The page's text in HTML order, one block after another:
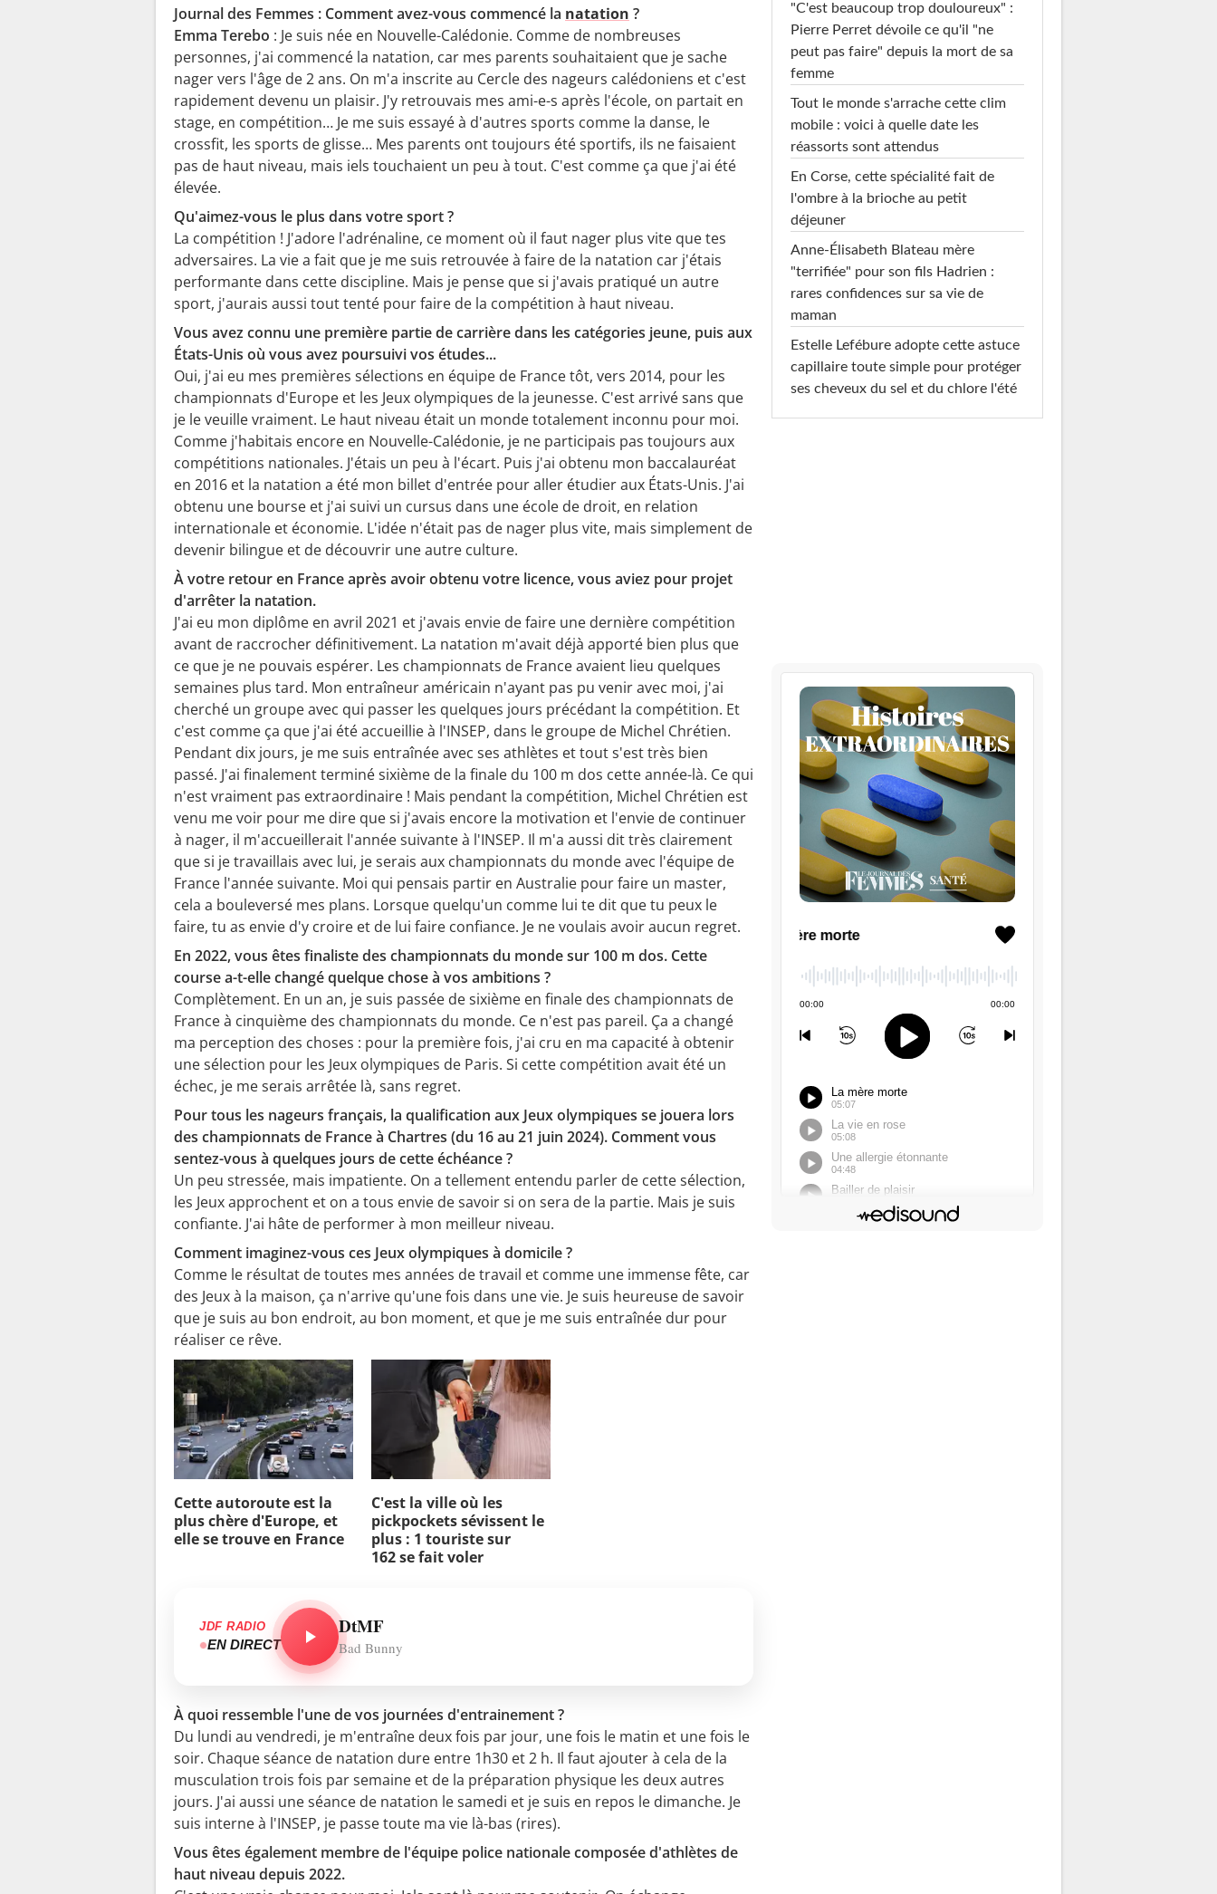
Journal des Femmes : Comment avez-vous commencé la natation ?
Emma Terebo : Je suis née en Nouvelle-Calédonie. Comme de nombreuses
personnes, j'ai commencé la natation, car mes parents souhaitaient que je sache
nager vers l'âge de 2 ans. On m'a inscrite au Cercle des nageurs calédoniens et c'est
rapidement devenu un plaisir. J'y retrouvais mes ami-e-s après l'école, on partait en
stage, en compétition… Je me suis essayé à d'autres sports comme la danse, le
crossfit, les sports de glisse… Mes parents ont toujours été sportifs, ils ne faisaient
pas de haut niveau, mais iels touchaient un peu à tout. C'est comme ça que j'ai été
élevée.
Qu'aimez-vous le plus dans votre sport ?
La compétition ! J'adore l'adrénaline, ce moment où il faut nager plus vite que tes
adversaires. La vie a fait que je me suis retrouvée à faire de la natation car j'étais
performante dans cette discipline. Mais je pense que si j'avais pratiqué un autre
sport, j'aurais aussi tout tenté pour faire de la compétition à haut niveau.
Vous avez connu une première partie de carrière dans les catégories jeune, puis aux
États-Unis où vous avez poursuivi vos études...
Oui, j'ai eu mes premières sélections en équipe de France tôt, vers 2014, pour les
championnats d'Europe et les Jeux olympiques de la jeunesse. C'est arrivé sans que
je le veuille vraiment. Le haut niveau était un monde totalement inconnu pour moi.
Comme j'habitais encore en Nouvelle-Calédonie, je ne participais pas toujours aux
compétitions nationales. J'étais un peu à l'écart. Puis j'ai obtenu mon baccalauréat
en 2016 et la natation a été mon billet d'entrée pour aller étudier aux États-Unis. J'ai
obtenu une bourse et j'ai suivi un cursus dans une école de droit, en relation
internationale et économie. L'idée n'était pas de nager plus vite, mais simplement de
devenir bilingue et de découvrir une autre culture.
À votre retour en France après avoir obtenu votre licence, vous aviez pour projet
d'arrêter la natation.
J'ai eu mon diplôme en avril 2021 et j'avais envie de faire une dernière compétition
avant de raccrocher définitivement. La natation m'avait déjà apporté bien plus que
ce que je ne pouvais espérer. Les championnats de France avaient lieu quelques
semaines plus tard. Mon entraîneur américain n'ayant pas pu venir avec moi, j'ai
cherché un groupe avec qui passer les quelques jours précédant la compétition. Et
c'est comme ça que j'ai été accueillie à l'INSEP, dans le groupe de Michel Chrétien.
Pendant dix jours, je me suis entraînée avec ses athlètes et tout s'est très bien
passé. J'ai finalement terminé sixième de la finale du 100 m dos cette année-là. Ce qui
n'est vraiment pas extraordinaire ! Mais pendant la compétition, Michel Chrétien est
venu me voir pour me dire que si j'avais encore la motivation et l'envie de continuer
à nager, il m'accueillerait l'année suivante à l'INSEP. Il m'a aussi dit très clairement
que si je travaillais avec lui, je serais aux championnats du monde avec l'équipe de
France l'année suivante. Moi qui pensais partir en Australie pour faire un master,
cela a bouleversé mes plans. Lorsque quelqu'un comme lui te dit que tu peux le
faire, tu as envie d'y croire et de lui faire confiance. Je ne voulais avoir aucun regret.
En 2022, vous êtes finaliste des championnats du monde sur 100 m dos. Cette
course a-t-elle changé quelque chose à vos ambitions ?
Complètement. En un an, je suis passée de sixième en finale des championnats de
France à cinquième des championnats du monde. Ce n'est pas pareil. Ça a changé
ma perception des choses : pour la première fois, j'ai cru en ma capacité à obtenir
une sélection pour les Jeux olympiques de Paris. Si cette compétition avait été un
échec, je me serais arrêtée là, sans regret.
Pour tous les nageurs français, la qualification aux Jeux olympiques se jouera lors
des championnats de France à Chartres (du 16 au 21 juin 2024). Comment vous
sentez-vous à quelques jours de cette échéance ?
Un peu stressée, mais impatiente. On a tellement entendu parler de cette sélection,
les Jeux approchent et on a tous envie de savoir si on sera de la partie. Mais je suis
confiante. J'ai hâte de performer à mon meilleur niveau.
Comment imaginez-vous ces Jeux olympiques à domicile ?
Comme le résultat de toutes mes années de travail et comme une immense fête, car
des Jeux à la maison, ça n'arrive qu'une fois dans une vie. Je suis heureuse de savoir
que je suis au bon endroit, au bon moment, et que je me suis entraînée dur pour
réaliser ce rêve.
Cette autoroute est la
plus chère d'Europe, et
elle se trouve en France
C'est la ville où les
pickpockets sévissent le
plus : 1 touriste sur
162 se fait voler
JDF RADIO
EN DIRECT
DtMF
Bad Bunny
À quoi ressemble l'une de vos journées d'entrainement ?
Du lundi au vendredi, je m'entraîne deux fois par jour, une fois le matin et une fois le
soir. Chaque séance de natation dure entre 1h30 et 2 h. Il faut ajouter à cela de la
musculation trois fois par semaine et de la préparation physique les deux autres
jours. J'ai aussi une séance de natation le samedi et je suis en repos le dimanche. Je
suis interne à l'INSEP, je passe toute ma vie là-bas (rires).
Vous êtes également membre de l'équipe police nationale composée d'athlètes de
haut niveau depuis 2022.
"C'est beaucoup trop douloureux" :
Pierre Perret dévoile ce qu'il "ne
peut pas faire" depuis la mort de sa
femme
Tout le monde s'arrache cette clim
mobile : voici à quelle date les
réassorts sont attendus
En Corse, cette spécialité fait de
l'ombre à la brioche au petit
déjeuner
Anne-Élisabeth Blateau mère
"terrifiée" pour son fils Hadrien :
rares confidences sur sa vie de
maman
Estelle Lefébure adopte cette astuce
capillaire toute simple pour protéger
ses cheveux du sel et du chlore l'été